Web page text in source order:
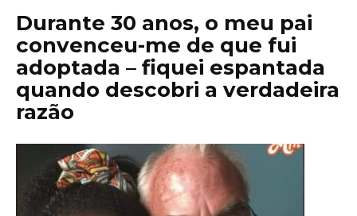
Durante 30 anos, o meu pai
convenceu-me de que fui
adoptada – fiquei espantada
quando descobri a verdadeira
razão